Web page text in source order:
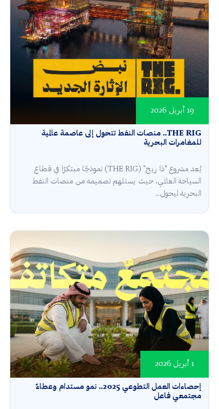
THE RIG.. منصات النفط تتحول إلى عاصمة عالمية
للمغامرات البحرية
19 أبريل 2026
يُعد مشروع "ذا ريج" (THE RIG) نموذجًا مبتكرًا في قطاع
السياحة العالمي، حيث يستلهم تصميمه من منصات النفط
البحرية ليحول...
إحصاءات العمل التطوعي 2025.. نمو مستدام وعطاءٌ
مجتمعي فاعل
1 أبريل 2026